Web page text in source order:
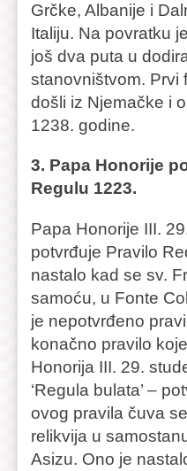
Grčke, Albanije i
Italiju. Na povratku
još dva puta u
stanovništvom. Prvi
došli iz Njemačke i
1238. godine.
3. Papa Honorije
Regulu 1223.
Papa Honorije III.
potvrđuje Pravilo
nastalo kad se sv.
samoću, u Fonte
je nepotvrđeno
konačno pravilo
Honorija III. 29.
‘Regula bulata’ –
ovog pravila čuva
relikvija u
Asizu. Ono je